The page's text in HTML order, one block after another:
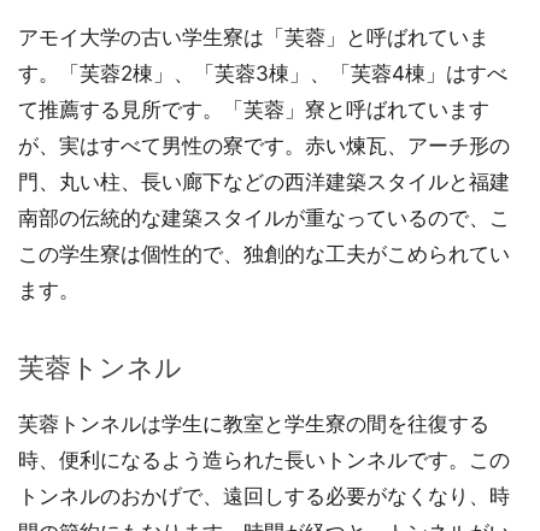
アモイ大学の古い学生寮は「芙蓉」と呼ばれていま
す。「芙蓉2棟」、「芙蓉3棟」、「芙蓉4棟」はすべ
て推薦する見所です。「芙蓉」寮と呼ばれています
が、実はすべて男性の寮です。赤い煉瓦、アーチ形の
門、丸い柱、長い廊下などの西洋建築スタイルと福建
南部の伝統的な建築スタイルが重なっているので、こ
この学生寮は個性的で、独創的な工夫がこめられてい
ます。
芙蓉トンネル
芙蓉トンネルは学生に教室と学生寮の間を往復する
時、便利になるよう造られた長いトンネルです。この
トンネルのおかげで、遠回しする必要がなくなり、時